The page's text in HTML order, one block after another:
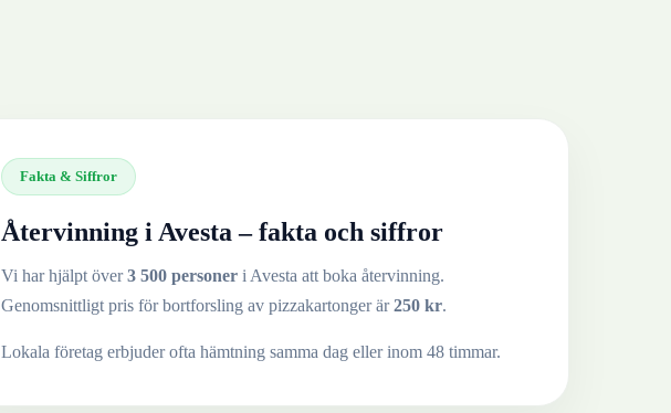
Fakta & Siffror
Återvinning i Avesta – fakta och siffror
Vi har hjälpt över3 500 personer i Avesta att boka återvinning.
Genomsnittligt pris för bortforsling av pizzakartongerär250 kr.
Lokala företag erbjuder ofta hämtning samma dag eller inom 48 timmar.